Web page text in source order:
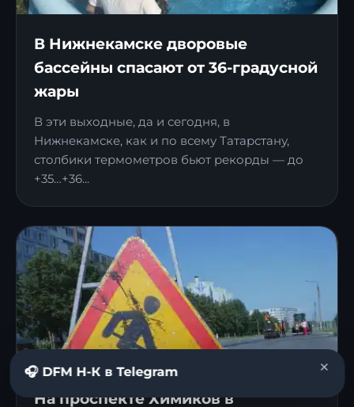
В Нижнекамске дворовые
бассейны спасают от 36-градусной
жары
В эти выходные, да и сегодня, в
Нижнекамске, как и по всему Татарстану,
столбики термометров бьют рекорды — до
+35…+36...
На проспекте Химиков в
🎧 DFM Н-К в Telegram ×